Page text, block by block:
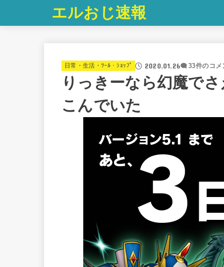
エルおじ速報
日常・生活・ﾂｰﾙ・ｼｮｯﾌﾟ 2020.01.26 33件のコメ
りっきーなら幻魔で
こんでいた